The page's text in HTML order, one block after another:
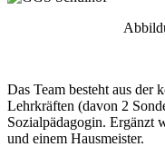
Das Team besteht aus der
Lehrkräften (davon 2
Sozialpädagogin. Ergänzt
und einem Hausmeister.